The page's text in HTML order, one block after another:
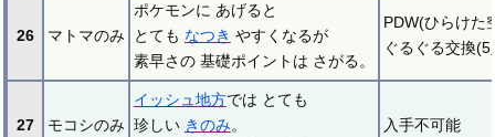
26 マトマのみ
ポケモンに あげると
とても なつき やすくなるが
素早さの 基礎ポイントは さがる。
PDW(ひらけた
ぐるぐる交換(5
27 モコシのみ
イッシュ地方では とても
珍しい きのみ。
入手不可能